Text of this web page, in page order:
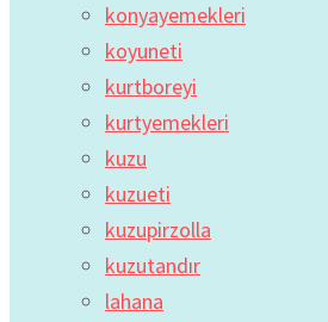
konyayemekleri
koyuneti
kurtboreyi
kurtyemekleri
kuzu
kuzueti
kuzupirzolla
kuzutandır
lahana